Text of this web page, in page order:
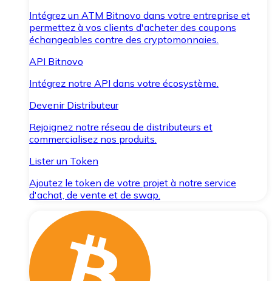
Intégrez un ATM Bitnovo dans votre entreprise et
permettez à vos clients d'acheter des coupons
échangeables contre des cryptomonnaies.
API Bitnovo
Intégrez notre API dans votre écosystème.
Devenir Distributeur
Rejoignez notre réseau de distributeurs et
commercialisez nos produits.
Lister un Token
Ajoutez le token de votre projet à notre service
d'achat, de vente et de swap.